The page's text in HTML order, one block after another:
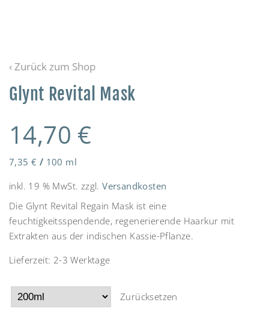
‹ Zurück zum Shop
Glynt Revital Mask
14,70 €
7,35 € / 100 ml
inkl. 19 % MwSt. zzgl.Versandkosten
Die Glynt Revital Regain Mask ist eine
feuchtigkeitsspendende, regenerierende Haarkur mit
Extrakten aus der indischen Kassie-Pflanze.
Lieferzeit: 2-3 Werktage
Zurücksetzen